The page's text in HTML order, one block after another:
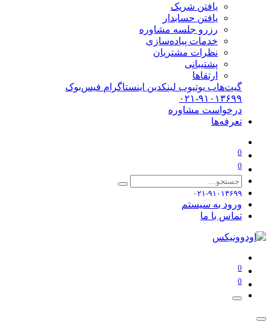
یافتن شریک
یافتن حسابدار
رزرو جلسه مشاوره
خدمات پیاده‌سازی
نظرات مشتریان
پشتیبانی
ارتقاها
گیت‌هاب یوتیوب لینکدین اینستاگرام فیس‌بوک
۰۲۱-۹۱۰۱۳۶۹۹
درخواست مشاوره
تعرفه‌ها
0
0
۰۲۱-۹۱۰۱۳۶۹۹
ورود به سیستم
تماس با ما
0
0